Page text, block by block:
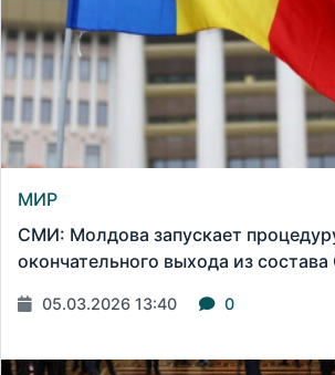
МИР
СМИ: Молдова запускает
окончательного выхода из
05.03.2026 13:40 0